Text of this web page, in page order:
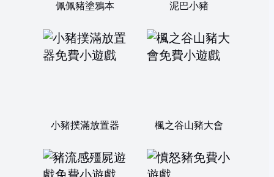
佩佩豬塗鴉本 泥巴小豬
小豬撲滿放置器 楓之谷山豬大會